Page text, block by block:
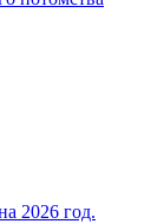
2026 год.